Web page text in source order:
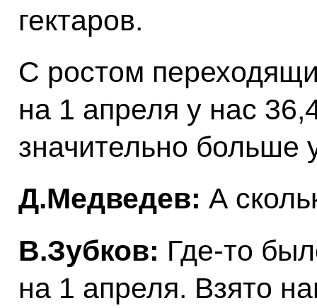
гектаров.
С ростом
на 1 апреля у нас
значительно больше
Д.Медведев: А
В.Зубков: Где‑то
на 1 апреля. Взято